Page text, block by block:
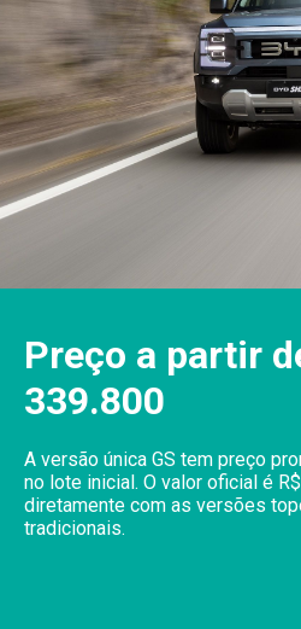
Preço a partir
339.800
A versão única GS tem preço
no lote inicial. O valor oficial é
diretamente com as versões
tradicionais.